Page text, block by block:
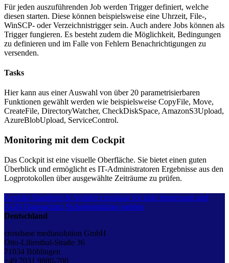
Für jeden auszuführenden Job werden Trigger definiert, welche
diesen starten. Diese können beispielsweise eine Uhrzeit, File-,
WinSCP- oder Verzeichnistrigger sein. Auch andere Jobs können als
Trigger fungieren. Es besteht zudem die Möglichkeit, Bedingungen
zu definieren und im Falle von Fehlern Benachrichtigungen zu
versenden.
Tasks
Hier kann aus einer Auswahl von über 20 parametrisierbaren
Funktionen gewählt werden wie beispielsweise CopyFile, Move,
CreateFile, DirectoryWatcher, CheckDiskSpace, AmazonS3Upload,
AzureBlobUpload, ServiceControl.
Monitoring mit dem Cockpit
Das Cockpit ist eine visuelle Oberfläche. Sie bietet einen guten
Überblick und ermöglicht es IT-Administratoren Ergebnisse aus den
Logprotokollen über ausgewählte Zeiträume zu prüfen.
Kontakt Standorte & Anfahrt crossbase for kids Impressum und
AGB Datenschutz Sicherheitslücke melden
Deutschland
crossbase mediasolution GmbH
Otto-Lilienthal-Straße 36
71034 Böblingen
+49 7031 9880-700